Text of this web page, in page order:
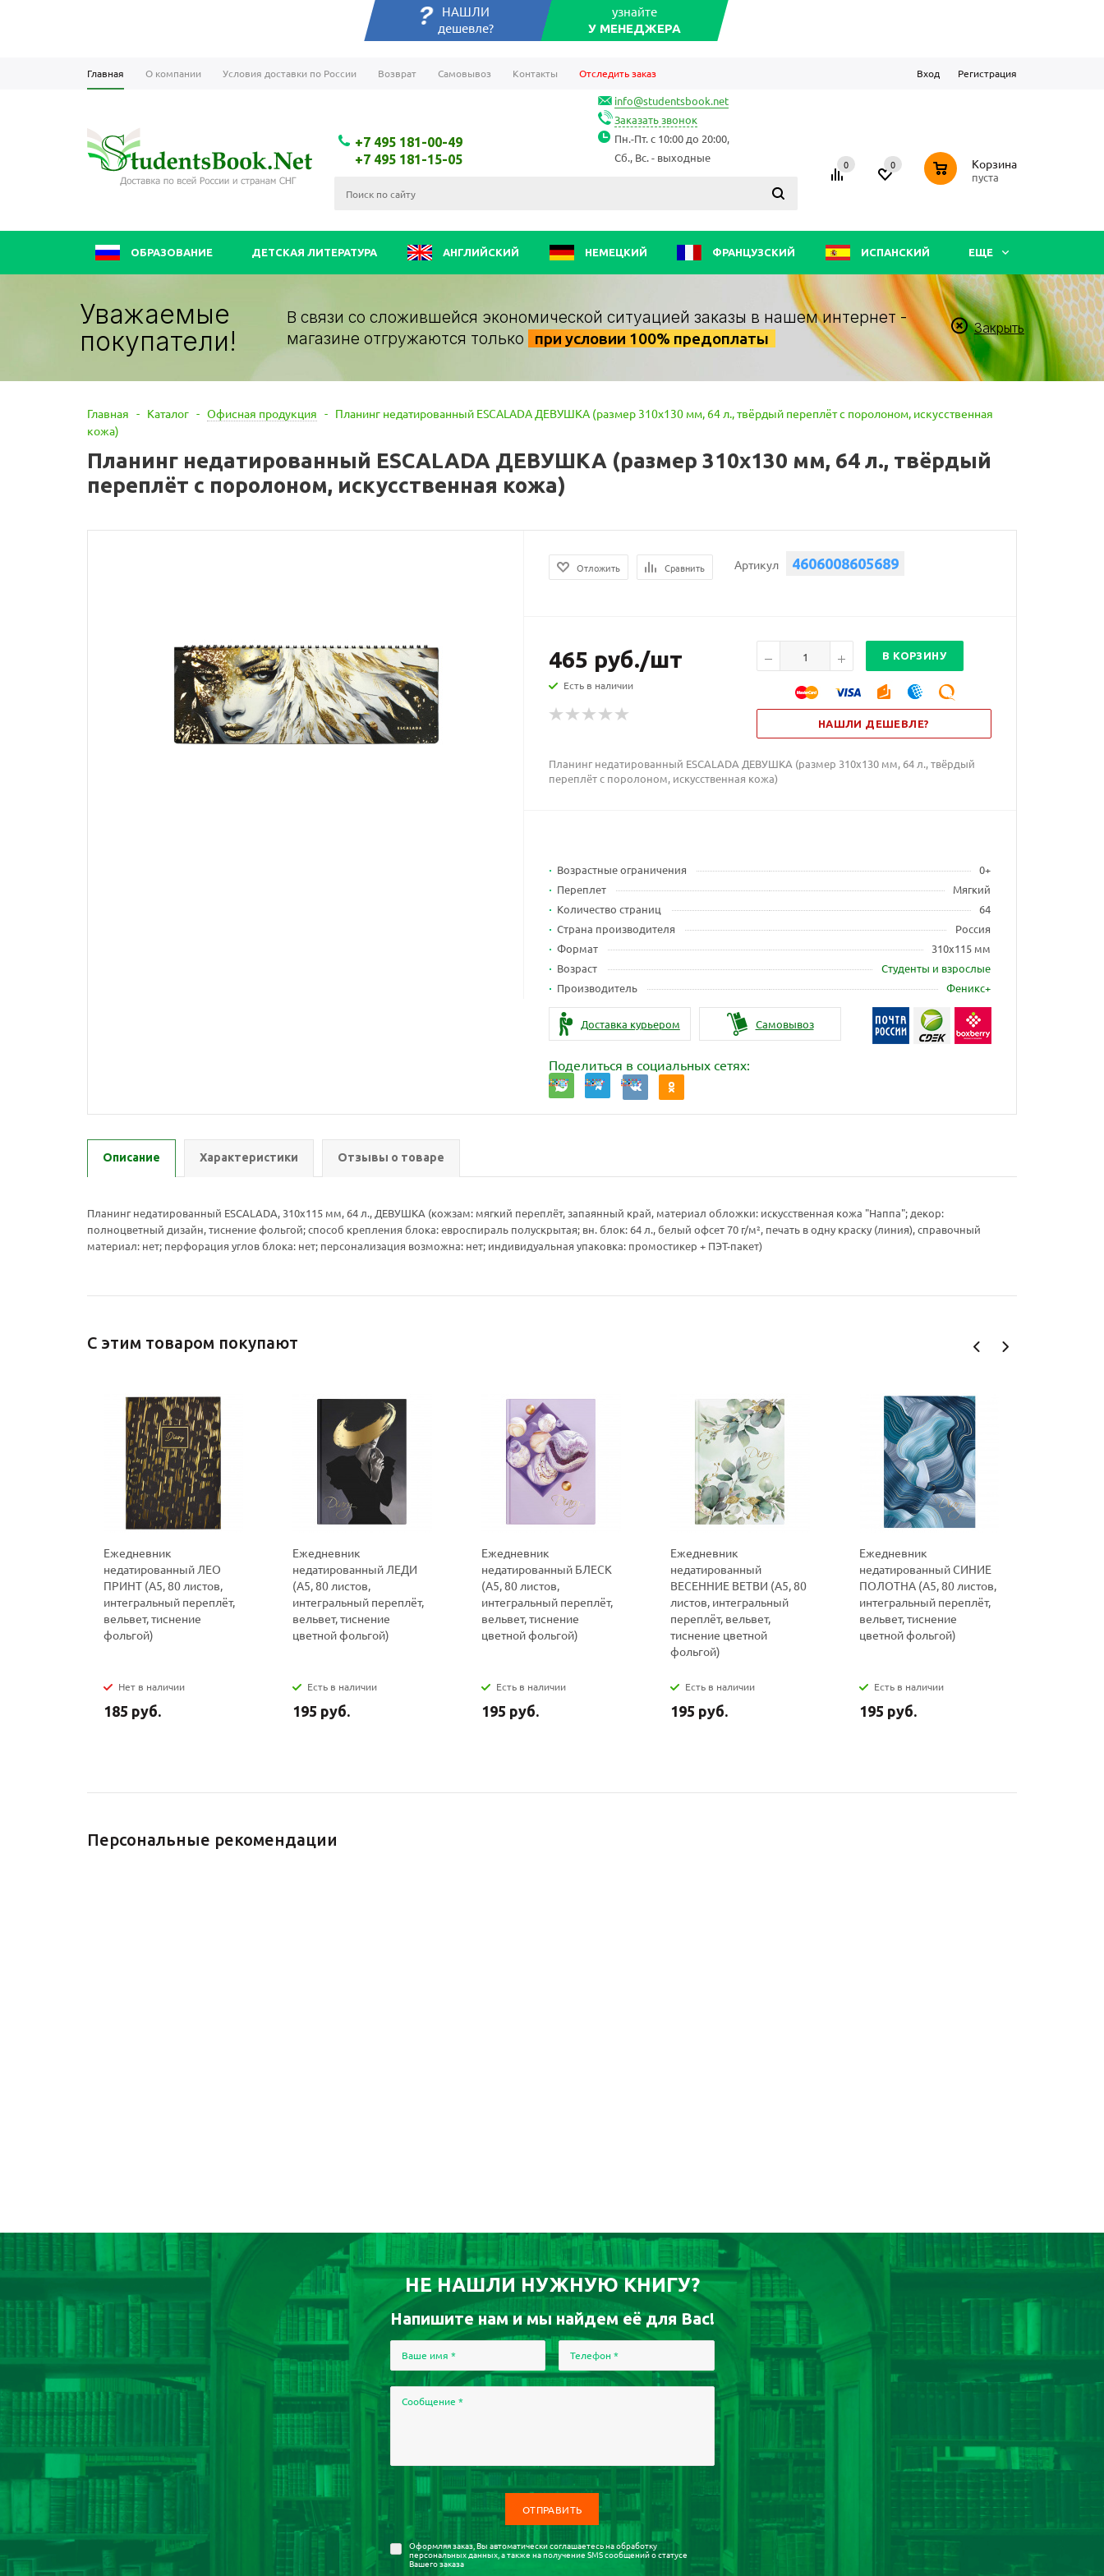
НАШЛИ
дешевле?
узнайте
У МЕНЕДЖЕРА
Главная О компании Условия доставки по России Возврат Самовывоз Контакты Отследить заказ Вход Регистрация
+7 495 181-00-49
+7 495 181-15-05
info@studentsbook.net
Заказать звонок
Пн.-Пт. с 10:00 до 20:00,
Сб., Вс. - выходные
0 0 0 Корзина
пуста
ОБРАЗОВАНИЕ ДЕТСКАЯ ЛИТЕРАТУРА АНГЛИЙСКИЙ НЕМЕЦКИЙ ФРАНЦУЗСКИЙ ИСПАНСКИЙ ЕЩЕ
Уважаемые
покупатели!
В связи со сложившейся экономической ситуацией заказы в нашем интернет -
магазине отгружаются только
при условии 100% предоплаты
Закрыть
Главная - Каталог - Офисная продукция - Планинг недатированный ESCALADA ДЕВУШКА (размер 310x130 мм, 64 л., твёрдый переплёт с поролоном, искусственная
кожа)
Планинг недатированный ESCALADA ДЕВУШКА (размер 310x130 мм, 64 л., твёрдый
переплёт с поролоном, искусственная кожа)
Отложить Сравнить Артикул 4606008605689
465 руб./шт
Есть в наличии
В КОРЗИНУ
НАШЛИ ДЕШЕВЛЕ?
Планинг недатированный ESCALADA ДЕВУШКА (размер 310x130 мм, 64 л., твёрдый
переплёт с поролоном, искусственная кожа)
Возрастные ограничения
0+
Переплет
Мягкий
Количество страниц
64
Страна производителя
Россия
Формат
310х115 мм
Возраст
Студенты и взрослые
Производитель
Феникс+
Доставка курьером Самовывоз
Поделиться в социальных сетях:
Описание Характеристики Отзывы о товаре
Планинг недатированный ESCALADA, 310х115 мм, 64 л., ДЕВУШКА (кожзам: мягкий переплёт, запаянный край, материал обложки: искусственная кожа "Наппа"; декор:
полноцветный дизайн, тиснение фольгой; способ крепления блока: евроспираль полускрытая; вн. блок: 64 л., белый офсет 70 г/м², печать в одну краску (линия), справочный
материал: нет; перфорация углов блока: нет; персонализация возможна: нет; индивидуальная упаковка: промостикер + ПЭТ-пакет)
С этим товаром покупают
Ежедневник
недатированный ЛЕО
ПРИНТ (А5, 80 листов,
интегральный переплёт,
вельвет, тиснение
фольгой)
Нет в наличии
185 руб.
Ежедневник
недатированный ЛЕДИ
(А5, 80 листов,
интегральный переплёт,
вельвет, тиснение
цветной фольгой)
Есть в наличии
195 руб.
Ежедневник
недатированный БЛЕСК
(А5, 80 листов,
интегральный переплёт,
вельвет, тиснение
цветной фольгой)
Есть в наличии
195 руб.
Ежедневник
недатированный
ВЕСЕННИЕ ВЕТВИ (А5, 80
листов, интегральный
переплёт, вельвет,
тиснение цветной
фольгой)
Есть в наличии
195 руб.
Ежедневник
недатированный СИНИЕ
ПОЛОТНА (А5, 80 листов,
интегральный переплёт,
вельвет, тиснение
цветной фольгой)
Есть в наличии
195 руб.
Персональные рекомендации
НЕ НАШЛИ НУЖНУЮ КНИГУ?
Напишите нам и мы найдем её для Вас!
Ваше имя * Телефон *
Сообщение *
Оформляя заказ, Вы автоматически соглашаетесь наобработку
персональных данных, а также на получение SMS сообщений о статусе
Вашего заказа
конфидициальности
конфидициальности